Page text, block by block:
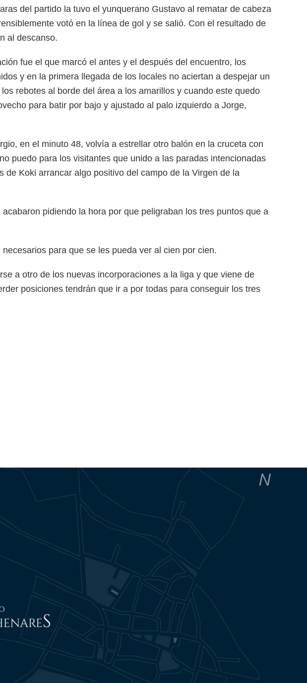
del partido la tuvo el yunquerano Gustavo al rematar de cabeza
votó en la línea de gol y se salió. Con el resultado de
al descanso.
fue el que marcó el antes y el después del encuentro, los
y en la primera llegada de los locales no aciertan a despejar un
rebotes al borde del área a los amarillos y cuando este quedo
para batir por bajo y ajustado al palo izquierdo a Jorge,
en el minuto 48, volvía a estrellar otro balón en la cruceta con
puedo para los visitantes que unido a las paradas intencionadas
Koki arrancar algo positivo del campo de la Virgen de la
pidiendo la hora por que peligraban los tres puntos que a
para que se les pueda ver al cien por cien.
a otro de los nuevas incorporaciones a la liga y que viene de
posiciones tendrán que ir a por todas para conseguir los tres